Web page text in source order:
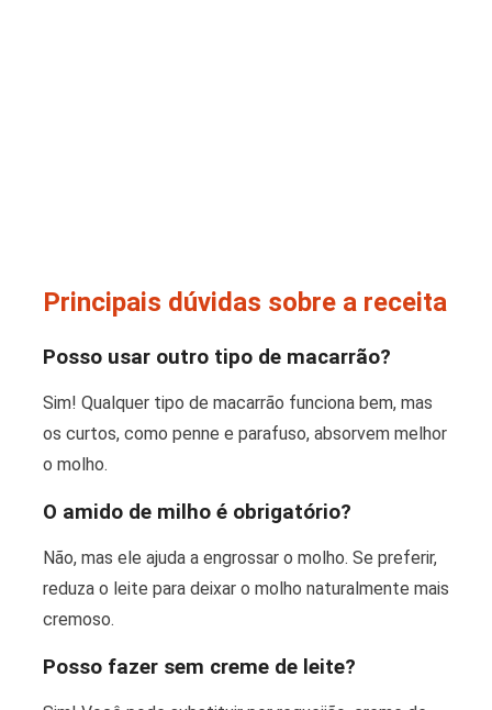
Principais dúvidas sobre a receita
Posso usar outro tipo de macarrão?
Sim! Qualquer tipo de macarrão funciona bem, mas
os curtos, como penne e parafuso, absorvem melhor
o molho.
O amido de milho é obrigatório?
Não, mas ele ajuda a engrossar o molho. Se preferir,
reduza o leite para deixar o molho naturalmente mais
cremoso.
Posso fazer sem creme de leite?